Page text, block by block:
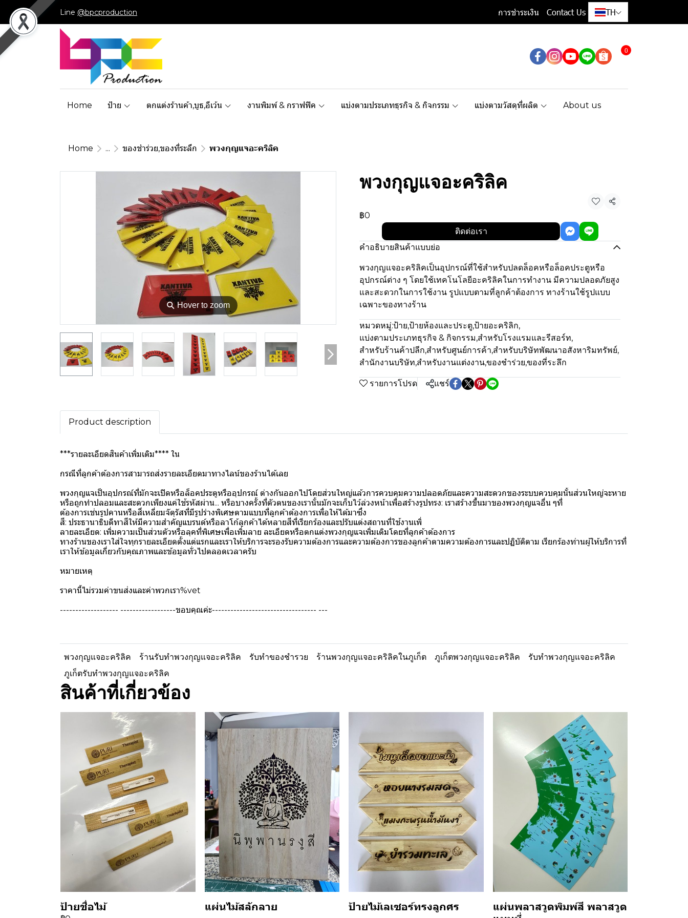
Line @bpcproduction การชำระเงิน Contact Us TH
0
Home ป้าย ตกแต่งร้านค้า,บูธ,อีเว้น งานพิมพ์ & กราฟฟิค แบ่งตามประเภทธุรกิจ & กิจกรรม แบ่งตามวัสดุที่ผลิต About us
Home ... ของชำร่วย,ของที่ระลึก พวงกุญแจอะคริลิค
⚲Hover to zoom
พวงกุญแจอะคริลิค
แชร์
฿0
ติดต่อเรา
คำอธิบายสินค้าแบบย่อ
พวงกุญแจอะคริลิคเป็นอุปกรณ์ที่ใช้สำหรับปลดล็อคหรือล็อคประตูหรือ
อุปกรณ์ต่าง ๆ โดยใช้เทคโนโลยีอะคริลิคในการทำงาน มีความปลอดภัยสูง
และสะดวกในการใช้งาน รูปแบบตามที่ลูกค้าต้องการ ทางร้านใช้รูปแบบ
เฉพาะของทางร้าน
หมวดหมู่:ป้าย,ป้ายห้องและประตู,ป้ายอะคริลิก,
แบ่งตามประเภทธุรกิจ & กิจกรรม,สำหรับโรงแรมและรีสอร์ท,
สำหรับร้านค้าปลีก,สำหรับศูนย์การค้า,สำหรับบริษัทพัฒนาอสังหาริมทรัพย์,
สำนักงานบริษัท,สำหรับงานแต่งงาน,ของชำร่วย,ของที่ระลึก
รายการโปรด แชร์
Product description
***รายละเอียดสินค้าเพิ่มเติม**** ใน
กรณีที่ลูกค้าต้องการสามารถส่งรายละเอียดมาทางไลน์ของร้านได้เลย
พวงกุญแจเป็นอุปกรณ์ที่มักจะเปิดหรือล็อคประตูหรืออุปกรณ์ ต่างกันออกไปโดยส่วนใหญ่แล้วการควบคุมความปลอดภัยและความสะดวกของระบบควบคุมนั้นส่วนใหญ่จะหาย
หรือถูกทำปลอมและสะดวกเพียงแค่ใช้รหัสผ่าน... หรือบางครั้งที่ตัวตนของเรานั้นมักจะเก็บไว้ล่วงหน้าเพื่อสร้างรูปทรง: เราสร้างขึ้นมาของพวงกุญแจอื่น ๆที่
ต้องการเช่นรูปคานหรือสี่เหลี่ยมจัตุรัสที่มีรูปร่างพิเศษตามแบบที่ลูกค้าต้องการเพื่อให้ได้มาซึ่ง
สี: ประธานาธิบดีทาสีให้มีความสำคัญแบรนด์หรือลาโก้ลูกค้าได้หลายสีที่เรียกร้องและปรับแต่งสถานที่ใช้งานเพิ่
ลายละเอียด: เพิ่มความเป็นส่วนตัวหรือลุคที่พิเศษเพื่อเพิ่มลาย ละเอียดหรือตกแต่งพวงกุญแจเพิ่มเติมโดยที่ลูกค้าต้องการ
ทางร้านของเราใส่ใจทุกรายละเอียดตั้งแต่แรกและเราให้บริการจะรองรับความต้องการและความต้องการของลูกค้าตามความต้องการและปฏิบัติตาม เรียกร้องท่านผู้ให้บริการที่
เราให้ข้อมูลเกี่ยวกับคุณภาพและข้อมูลทั่วไปตลอดเวลาครับ
หมายเหตุ
ราคานี้ไม่รวมค่าขนส่งและค่าพวกเรา%vet
------------------- ------------------ขอบคุณค่ะ---------------------------------- ---
พวงกุญแจอะคริลิค ร้านรับทำพวงกุญแจอะคริลิค รับทำของชำรวย ร้านพวงกุญแจอะคริลิคในภูเก็ต ภูเก็ตพวงกุญแจอะคริลิค
รับทำพวงกุญแจอะคริลิค
ภูเก็ตรับทำพวงกุญแจอะคริลิค
สินค้าที่เกี่ยวข้อง
ป้ายชื่อไม้ แผ่นไม้สลักลาย ป้ายไม้เลเซอร์ทรงลูกศร
แผ่นพลาสวูดพิมพ์สี พลาสวูด